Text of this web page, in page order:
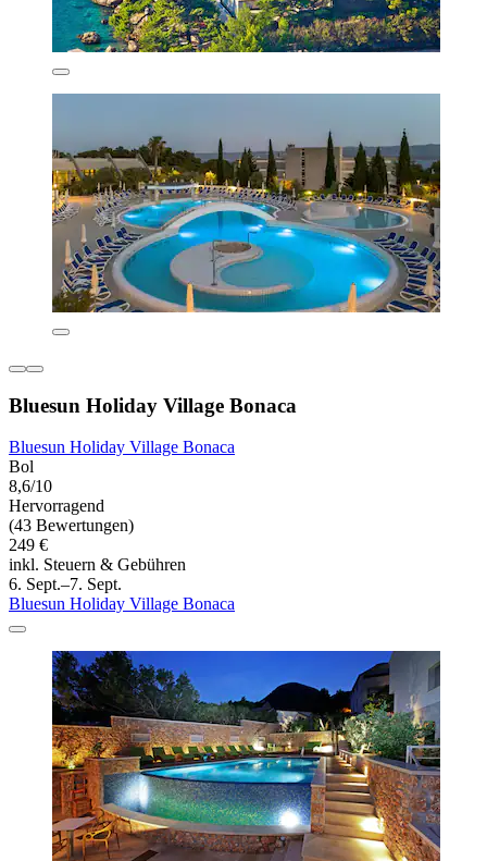
Bluesun Holiday Village Bonaca
Bluesun Holiday Village Bonaca
Bol
8,6/10
Hervorragend
(43 Bewertungen)
249 €
inkl. Steuern & Gebühren
6. Sept.–7. Sept.
Bluesun Holiday Village Bonaca